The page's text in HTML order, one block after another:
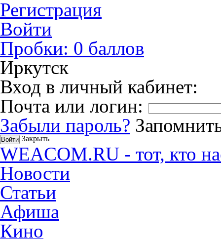
Регистрация
Войти
Пробки: 0 баллов
Иркутск
Вход в личный кабинет:
Почта или логин:
Забыли пароль?
Закрыть
WEACOM.RU - тот, кто
Новости
Статьи
Афиша
Кино